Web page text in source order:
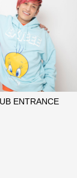
ENTRANCE